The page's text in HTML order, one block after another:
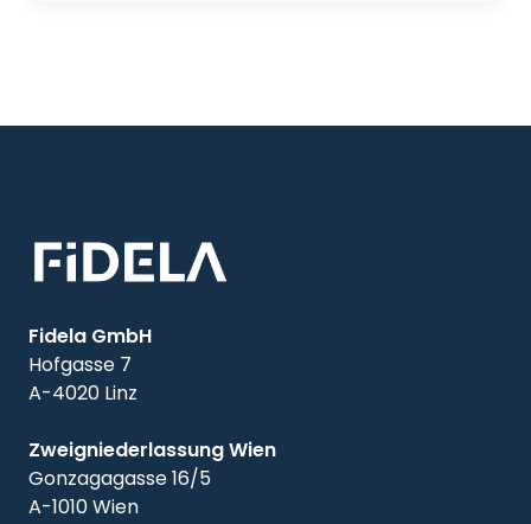
Fidela GmbH
Hofgasse 7
A-4020 Linz
Zweigniederlassung Wien
Gonzagagasse 16/5
A-1010 Wien